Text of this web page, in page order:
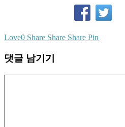
Love0 Share Share Share Pin
댓글 남기기